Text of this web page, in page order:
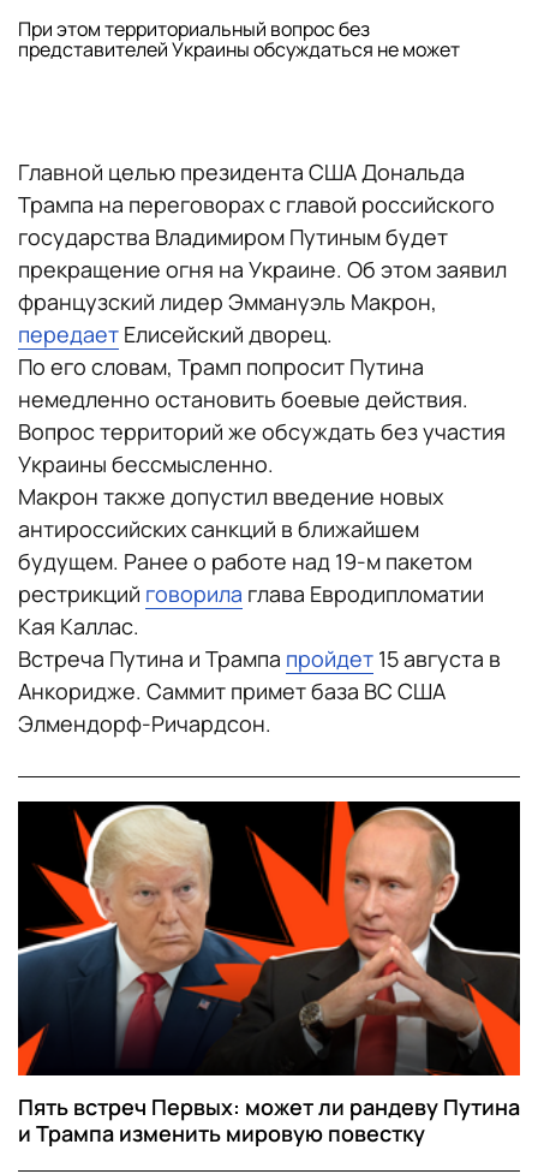
При этом территориальный вопрос без
представителей Украины обсуждаться не может
Главной целью президента США Дональда
Трампа на переговорах с главой российского
государства Владимиром Путиным будет
прекращение огня на Украине. Об этом заявил
французский лидер Эммануэль Макрон,
передает Елисейский дворец.
По его словам, Трамп попросит Путина
немедленно остановить боевые действия.
Вопрос территорий же обсуждать без участия
Украины бессмысленно.
Макрон также допустил введение новых
антироссийских санкций в ближайшем
будущем. Ранее о работе над 19-м пакетом
рестрикций говорила глава Евродипломатии
Кая Каллас.
Встреча Путина и Трампа пройдет 15 августа в
Анкоридже. Саммит примет база ВС США
Элмендорф-Ричардсон.
Пять встреч Первых: может ли рандеву Путина
и Трампа изменить мировую повестку